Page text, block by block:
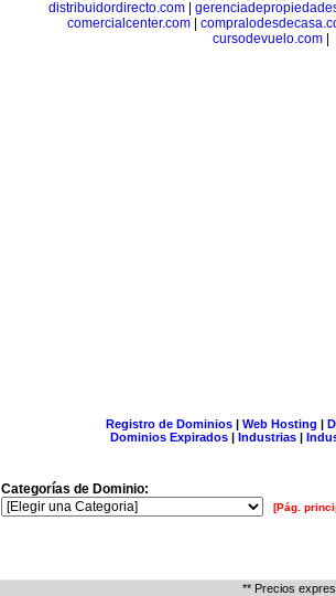
distribuidordirecto.com|
comercialcenter.com
cursodevuelo.com
Registro de Dominios| Web Hosting |
Dominios Expirados | Industrias |
Categorías de Dominio:
[Pág.
** Precios